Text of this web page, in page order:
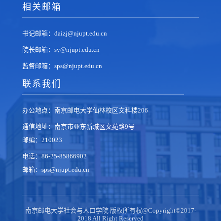
相关邮箱
书记邮箱：daizj@njupt.edu.cn
院长邮箱：sy@njupt.edu.cn
监督邮箱：sps@njupt.edu.cn
联系我们
办公地点：南京邮电大学仙林校区文科楼206
通信地址：南京市亚东新城区文苑路9号
邮编：210023
电话：86-25-85866902
邮箱：sps@njupt.edu.cn
南京邮电大学社会与人口学院 版权所有权@Copyright©2017-
2018 All Right Reserved